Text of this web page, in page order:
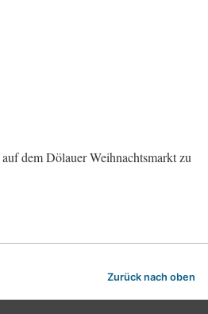
dem Dölauer Weihnachtsmarkt zu
Zurück nach oben